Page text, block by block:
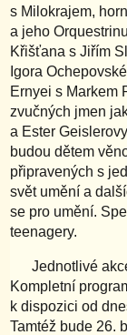
s Milokrajem,
a jeho
Křišťana s Jiřím
Igora
Ernyei s Markem
zvučných jmen
a Ester
budou dětem
připravených s
svět umění a
se pro umění.
teenagery.
Jednotlivé
Kompletní
k dispozici od
Tamtéž bude 26.